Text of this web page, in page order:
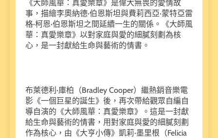
《大師風華：真愛樂章》是偉大無畏的愛情故
事，描繪李奧納德·伯恩斯坦與費莉西亞·蒙特亞雷
格·柯恩·伯恩斯坦之間延續一生的關係。《大師風
華：真愛樂章》以對家庭與愛的細膩刻劃為核
心，是一封獻給生命與藝術的情書。
布萊德利·庫柏（Bradley Cooper）繼熱銷音樂電
影《一個巨星的誕生》後，再次帶給觀眾自編自
導自演的《大師風華：真愛樂章》。這是一封獻
給生命與藝術的情書，用對家庭與愛的細膩刻劃
作為核心，由《大亨小傳》凱莉·墨里根（Felicia